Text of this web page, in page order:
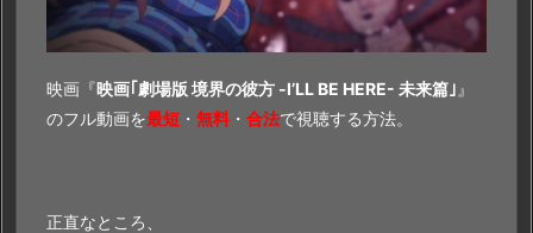
映画『映画｢劇場版 境界の彼方 -I’LL BE HERE- 未来篇｣ 』
のフル動画を最短 ・ 無料 ・ 合法で視聴する方法。
正直なところ、